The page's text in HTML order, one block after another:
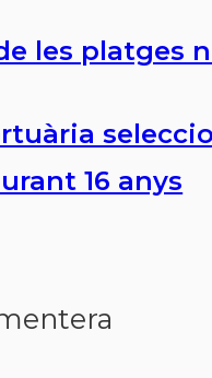
les platges
16 anys